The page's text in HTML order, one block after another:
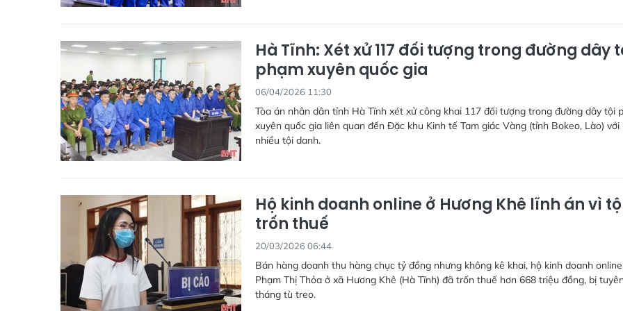
Hà Tĩnh: Xét xử 117 đối tượng trong đường dây
phạm xuyên quốc gia
06/04/2026 11:30
Tòa án nhân dân tỉnh Hà Tĩnh xét xử công khai 117 đối tượng trong đường dây tội
xuyên quốc gia liên quan đến Đặc khu Kinh tế Tam giác Vàng (tỉnh Bokeo, Lào) với
nhiều tội danh.
Hộ kinh doanh online ở Hương Khê lĩnh án vì
trốn thuế
20/03/2026 06:44
Bán hàng doanh thu hàng chục tỷ đồng nhưng không kê khai, hộ kinh doanh online
Phạm Thị Thỏa ở xã Hương Khê (Hà Tĩnh) đã trốn thuế hơn 668 triệu đồng, bị
tháng tù treo.